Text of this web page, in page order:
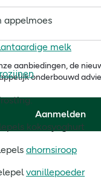
appelmoes
melk
rozijnen
kokosyoghurt
ahornsiroop
vanillepoeder
aanbiedingen, de
onderbouwd
Aanmelden